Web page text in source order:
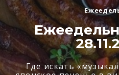
Где искать